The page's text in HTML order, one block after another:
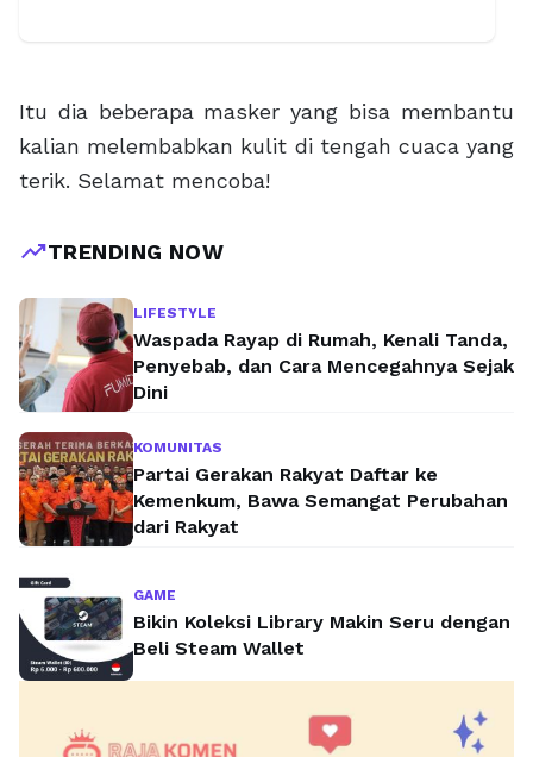
Itu dia beberapa masker yang bisa membantu
kalian melembabkan kulit di tengah cuaca yang
terik. Selamat mencoba!
trending_upTRENDING NOW
LIFESTYLE
Waspada Rayap di Rumah, Kenali Tanda,
Penyebab, dan Cara Mencegahnya Sejak
Dini
KOMUNITAS
Partai Gerakan Rakyat Daftar ke
Kemenkum, Bawa Semangat Perubahan
dari Rakyat
GAME
Bikin Koleksi Library Makin Seru dengan
Beli Steam Wallet